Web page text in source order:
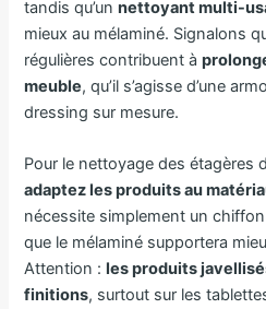
tandis qu’unnettoyant multi-
mieux au mélaminé. Signalons
régulières contribuent à
meuble, qu’il s’agisse d’une
dressing sur mesure.
Pour le nettoyage des étagères
adaptez les produits au
nécessite simplement un
que le mélaminé supportera
Attention :les produits
finitions, surtout sur les